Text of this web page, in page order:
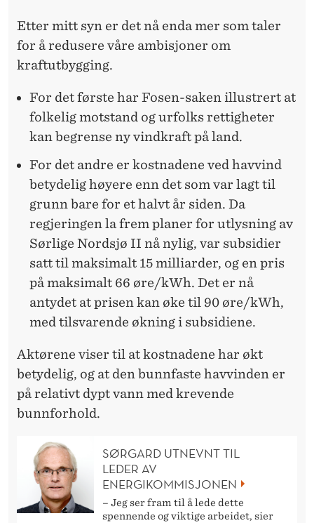
Etter mitt syn er det nå enda mer som taler
for å redusere våre ambisjoner om
kraftutbygging.
For det første har Fosen-saken illustrert at
folkelig motstand og urfolks rettigheter
kan begrense ny vindkraft på land.
For det andre er kostnadene ved havvind
betydelig høyere enn det som var lagt til
grunn bare for et halvt år siden. Da
regjeringen la frem planer for utlysning av
Sørlige Nordsjø II nå nylig, var subsidier
satt til maksimalt 15 milliarder, og en pris
på maksimalt 66 øre/kWh. Det er nå
antydet at prisen kan øke til 90 øre/kWh,
med tilsvarende økning i subsidiene.
Aktørene viser til at kostnadene har økt
betydelig, og at den bunnfaste havvinden er
på relativt dypt vann med krevende
bunnforhold.
SØRGARD UTNEVNT TIL
LEDER AV
ENERGIKOMMISJONEN
– Jeg ser fram til å lede dette
spennende og viktige arbeidet, sier